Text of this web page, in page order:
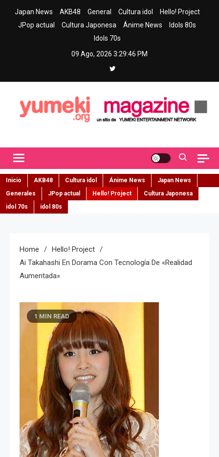
Japan News AKB48 General Cultura idol
Hello! Project
JPop actual
Cultura Japonesa Ánime News
Idols 80s
Idols 70s
09 Ago, 2026 3:29:47 PM
Inicio AKB48 Cultura idol Ánime News
Japan News
Generales
JPop actual Hello! Project
Cultura Japonesa
idol 70s
idol 80s
Home
Hello! Project
Ai Takahashi En Dorama Con Tecnología De «Realidad
Aumentada»
1 MIN READ